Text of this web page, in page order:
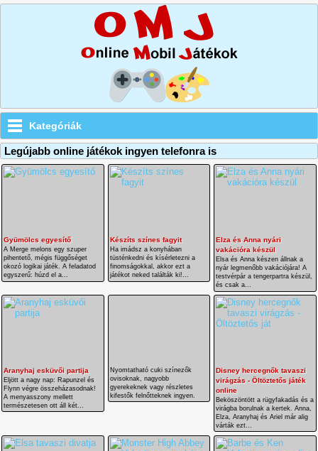
Kategóriák
Legújabb online játékok ingyen telefonra is
Gyümölcs egyesítő
A Merge melons egy szuper
pihentető, mégis függőséget
okozó logikai játék. A feladatod
egyszerű: húzd el a...
Készíts színes fagyit
Ha imádsz a konyhában
tüsténkedni és kísérletezni a
finomságokkal, akkor ezt a
játékot neked találták ki!...
Elza és Anna nyári
vakációra készül
Elsa és Anna készen állnak a
nyár legmenőbb vakációjára! A
testvérpár a tengerpartra készül,
és csak a...
Aranyhaj esküvői partija
Eljött a nagy nap: Rapunzel és
Flynn végre összeházasodnak!
A menyasszony mellett
természetesen ott áll két...
Nyomtatható cuki színezők
ovisoknak, nagyobb
gyerekeknek vagy részletes
kifestők felnőtteknek ingyen.
Disney hercegnők tavaszi
virágzás - Öltöztetős játék
online
Beköszöntött a rügyfakadás és a
virágba borulnak a kertek. Anna,
Elza, Aranyhaj és Ariel már alig
várták ezt...